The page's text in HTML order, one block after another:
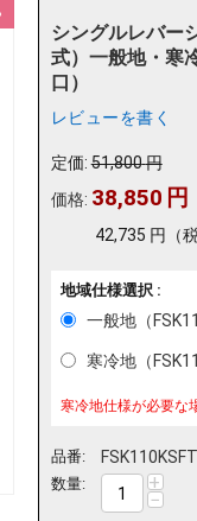
シングルレバー
式）一般地・寒
口）
レビューを書く
定価: 51,800円
価格: 38,850 円
42,735 円 （
地域仕様選択 :
一般地（
寒冷地（
寒冷地仕様が必要な
品番:
数量: +
−